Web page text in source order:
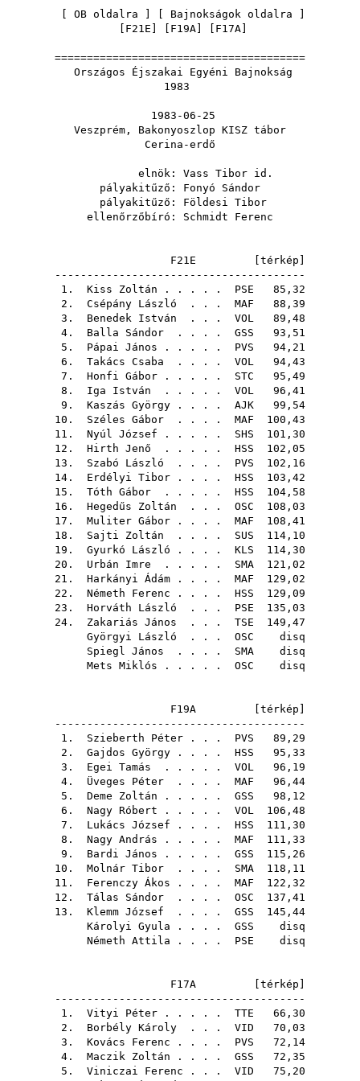
OB oldalra Bajnokságok oldalra
F21E F19A F17A
=======================================
Országos Éjszakai Egyéni Bajnokság
1983
1983-06-25
Veszprém, Bakonyoszlop KISZ tábor
Cerina-erdő
elnök: Vass Tibor id.
pályakitűző: Fonyó Sándor
pályakitűző: Földesi Tibor
ellenőrzőbíró: Schmidt Ferenc
F21E [ térkép
---------------------------------------
1. Kiss Zoltán . . . . . PSE 85,32
2. Csépány László . . . MAF 88,39
3. Benedek István . . . VOL 89,48
4. Balla Sándor . . . . GSS 93,51
5. Pápai János . . . . . PVS 94,21
6. Takács Csaba . . . . VOL 94,43
7. Honfi Gábor . . . . . STC 95,49
8. Iga István . . . . . VOL 96,41
9. Kaszás György . . . . AJK 99,54
10. Széles Gábor . . . . MAF 100,43
11. Nyúl József . . . . . SHS 101,30
12. Hirth Jenő . . . . . HSS 102,05
13. Szabó László . . . . PVS 102,16
14. Erdélyi Tibor . . . . HSS 103,42
15. Tóth Gábor . . . . . HSS 104,58
16. Hegedűs Zoltán . . . OSC 108,03
17. Muliter Gábor . . . . MAF 108,41
18. Sajti Zoltán . . . . SUS 114,10
19. Gyurkó László . . . . KLS 114,30
20. Urbán Imre . . . . . SMA 121,02
21. Harkányi Ádám . . . . MAF 129,02
22. Németh Ferenc . . . . HSS 129,09
23. Horváth László . . . PSE 135,03
24. Zakariás János . . . TSE 149,47
Györgyi László . . . OSC disq
Spiegl János . . . . SMA disq
Mets Miklós . . . . . OSC disq
F19A [ térkép
---------------------------------------
1. Szieberth Péter . . . PVS 89,29
2. Gajdos György . . . . HSS 95,33
3. Egei Tamás . . . . . VOL 96,19
4. Üveges Péter . . . . MAF 96,44
5. Deme Zoltán . . . . . GSS 98,12
6. Nagy Róbert . . . . . VOL 106,48
7. Lukács József . . . . HSS 111,30
8. Nagy András . . . . . MAF 111,33
9. Bardi János . . . . . GSS 115,26
10. Molnár Tibor . . . . SMA 118,11
11. Ferenczy Ákos . . . . MAF 122,32
12. Tálas Sándor . . . . OSC 137,41
13. Klemm József . . . . GSS 145,44
Károlyi Gyula . . . . GSS disq
Németh Attila . . . . PSE disq
F17A [ térkép
---------------------------------------
1. Vityi Péter . . . . . TTE 66,30
2. Borbély Károly . . . VID 70,03
3. Kovács Ferenc . . . . PVS 72,14
4. Maczik Zoltán . . . . GSS 72,35
5. Viniczai Ferenc . . . VID 75,20